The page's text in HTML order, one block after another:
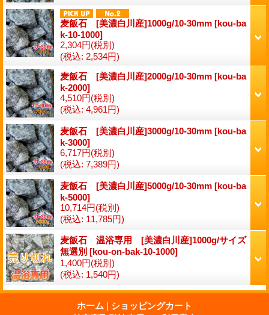
麦飯石 [美濃白川産]1000g/10-30mm [kou-ba
k-10-1000]
2,304円(税別)
(税込: 2,534円)
麦飯石 [美濃白川産]2000g/10-30mm [kou-ba
k-2000]
4,510円(税別)
(税込: 4,961円)
麦飯石 [美濃白川産]3000g/10-30mm [kou-ba
k-3000]
6,717円(税別)
(税込: 7,389円)
麦飯石 [美濃白川産]5000g/10-30mm [kou-ba
k-5000]
10,714円(税別)
(税込: 11,785円)
麦飯石 温浴専用 [美濃白川産]1000g/サイズ
無選別 [kou-on-bak-10-1000]
1,400円(税別)
(税込: 1,540円)
ホーム | ショッピングカート